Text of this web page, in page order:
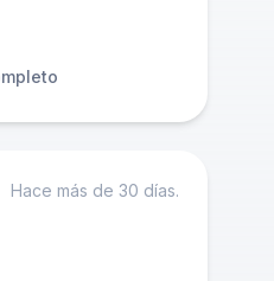
Hace más de 30 días.